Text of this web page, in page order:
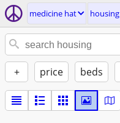
medicine hat housing
+ price beds